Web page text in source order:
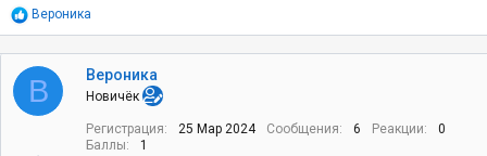
Р
к
ц
и
и
Вероника
В Вероника
Новичёк
Регистрация 25 Мар 2024 Сообщения 6 Реакции
0
Баллы
1